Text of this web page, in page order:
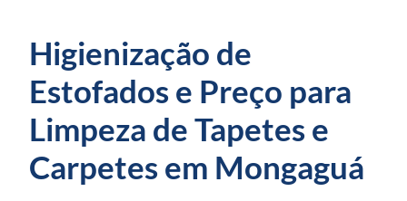
Higienização de
Estofados e Preço para
Limpeza de Tapetes e
Carpetes em Mongaguá